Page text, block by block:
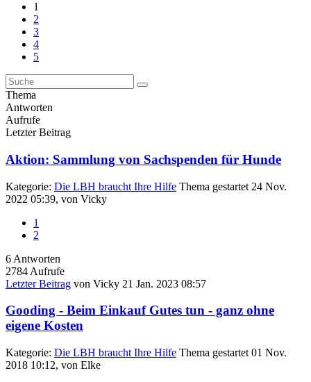
1
2
3
4
5
Thema
Antworten
Aufrufe
Letzter Beitrag
Aktion: Sammlung von Sachspenden für Hunde
Kategorie: Die LBH braucht Ihre Hilfe Thema gestartet 24 Nov.
2022 05:39, von Vicky
1
2
6 Antworten
2784 Aufrufe
Letzter Beitrag von Vicky 21 Jan. 2023 08:57
Gooding - Beim Einkauf Gutes tun - ganz ohne
eigene Kosten
Kategorie: Die LBH braucht Ihre Hilfe Thema gestartet 01 Nov.
2018 10:12, von Elke